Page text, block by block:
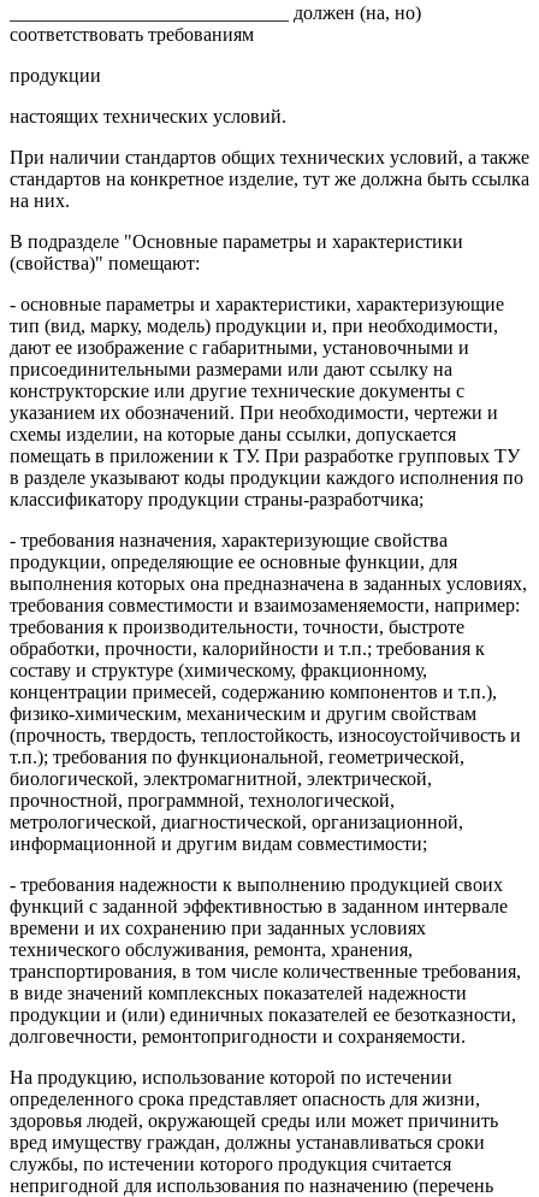
_____________________________ должен (на, но)
соответствовать требованиям
продукции
настоящих технических условий.
При наличии стандартов общих технических условий, а также
стандартов на конкретное изделие, тут же должна быть ссылка
на них.
В подразделе "Основные параметры и характеристики
(свойства)" помещают:
- основные параметры и характеристики, характеризующие
тип (вид, марку, модель) продукции и, при необходимости,
дают ее изображение с габаритными, установочными и
присоединительными размерами или дают ссылку на
конструкторские или другие технические документы с
указанием их обозначений. При необходимости, чертежи и
схемы изделии, на которые даны ссылки, допускается
помещать в приложении к ТУ. При разработке групповых ТУ
в разделе указывают коды продукции каждого исполнения по
классификатору продукции страны-разработчика;
- требования назначения, характеризующие свойства
продукции, определяющие ее основные функции, для
выполнения которых она предназначена в заданных условиях,
требования совместимости и взаимозаменяемости, например:
требования к производительности, точности, быстроте
обработки, прочности, калорийности и т.п.; требования к
составу и структуре (химическому, фракционному,
концентрации примесей, содержанию компонентов и т.п.),
физико-химическим, механическим и другим свойствам
(прочность, твердость, теплостойкость, износоустойчивость и
т.п.); требования по функциональной, геометрической,
биологической, электромагнитной, электрической,
прочностной, программной, технологической,
метрологической, диагностической, организационной,
информационной и другим видам совместимости;
- требования надежности к выполнению продукцией своих
функций с заданной эффективностью в заданном интервале
времени и их сохранению при заданных условиях
технического обслуживания, ремонта, хранения,
транспортирования, в том числе количественные требования,
в виде значений комплексных показателей надежности
продукции и (или) единичных показателей ее безотказности,
долговечности, ремонтопригодности и сохраняемости.
На продукцию, использование которой по истечении
определенного срока представляет опасность для жизни,
здоровья людей, окружающей среды или может причинить
вред имуществу граждан, должны устанавливаться сроки
службы, по истечении которого продукция считается
непригодной для использования по назначению (перечень